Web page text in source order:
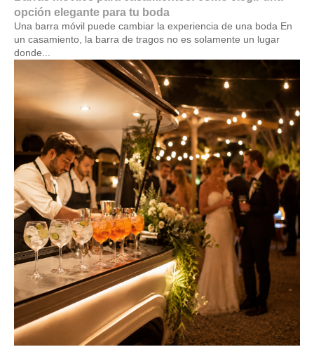
opción elegante para tu boda
Una barra móvil puede cambiar la experiencia de una boda En
un casamiento, la barra de tragos no es solamente un lugar
donde...